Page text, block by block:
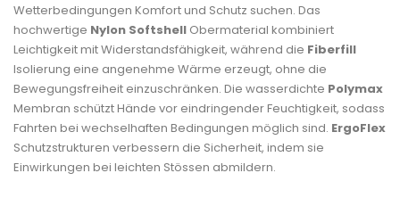
Wetterbedingungen Komfort und Schutz suchen. Das
hochwertige Nylon Softshell Obermaterial kombiniert
Leichtigkeit mit Widerstandsfähigkeit, während die Fiberfill
Isolierung eine angenehme Wärme erzeugt, ohne die
Bewegungsfreiheit einzuschränken. Die wasserdichte Polymax
Membran schützt Hände vor eindringender Feuchtigkeit, sodass
Fahrten bei wechselhaften Bedingungen möglich sind. ErgoFlex
Schutzstrukturen verbessern die Sicherheit, indem sie
Einwirkungen bei leichten Stössen abmildern.